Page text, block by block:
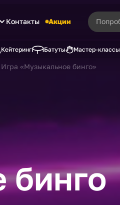
Контакты Акции
Кейтеринг Батуты Мастер-классы
Игра «Музыкальное бинго»
бинго